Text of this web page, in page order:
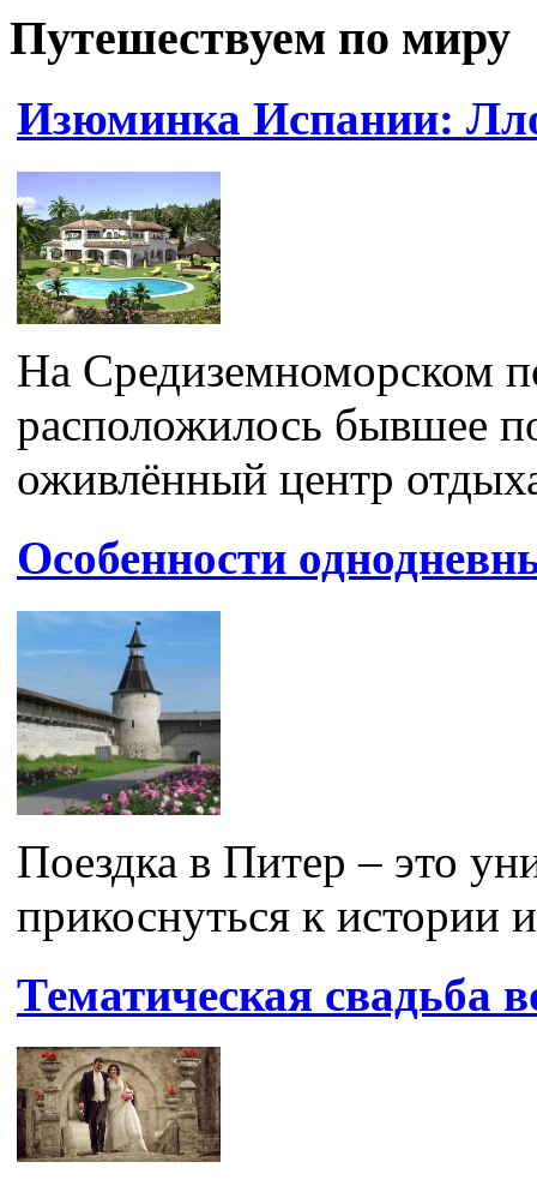
Путешествуем по миру
Изюминка Испании:
На Средиземноморском
расположилось бывшее
оживлённый центр
Особенности
Поездка в Питер – это
прикоснуться к истории
Тематическая свадьба